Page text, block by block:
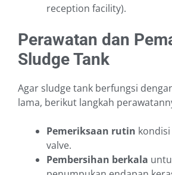
reception facility).
Perawatan dan
Sludge Tank
Agar sludge tank berfungsi
lama, berikut langkah
Pemeriksaan rutin
valve.
Pembersihan berkala